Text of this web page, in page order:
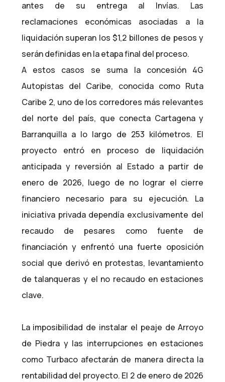
antes de su entrega al Invías. Las
reclamaciones económicas asociadas a la
liquidación superan los $1,2 billones de pesos y
serán definidas en la etapa final del proceso.
A estos casos se suma la concesión 4G
Autopistas del Caribe, conocida como Ruta
Caribe 2, uno de los corredores más relevantes
del norte del país, que conecta Cartagena y
Barranquilla a lo largo de 253 kilómetros. El
proyecto entró en proceso de liquidación
anticipada y reversión al Estado a partir de
enero de 2026, luego de no lograr el cierre
financiero necesario para su ejecución. La
iniciativa privada dependía exclusivamente del
recaudo de pesares como fuente de
financiación y enfrentó una fuerte oposición
social que derivó en protestas, levantamiento
de talanqueras y el no recaudo en estaciones
clave.
La imposibilidad de instalar el peaje de Arroyo
de Piedra y las interrupciones en estaciones
como Turbaco afectarán de manera directa la
rentabilidad del proyecto. El 2 de enero de 2026